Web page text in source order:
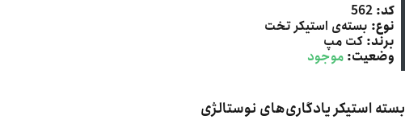
کد: 562
نوع: بسته‌ی استیکر تخت
برند: کت‌ مپ
وضعیت: موجود
بسته استیکر یادگاری‌های نوستالژی